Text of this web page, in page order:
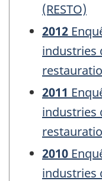
(RESTO)
2012
industries
2011
industries
2010
industries